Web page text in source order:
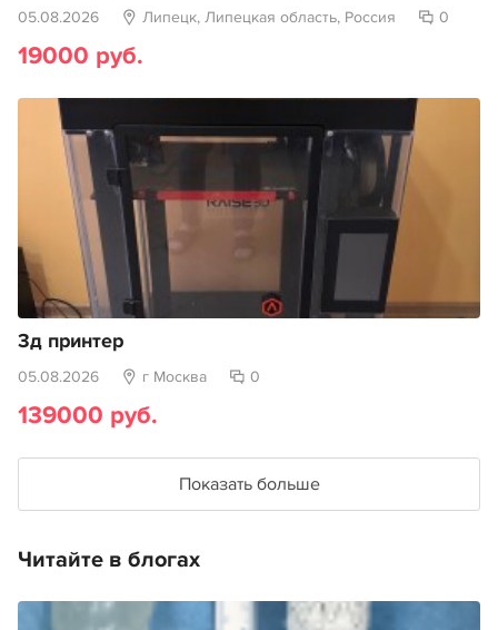
05.08.2026 Липецк, Липецкая область, Россия 0
19000 руб.
3д принтер
05.08.2026 г Москва 0
139000 руб.
Показать больше
Читайте в блогах